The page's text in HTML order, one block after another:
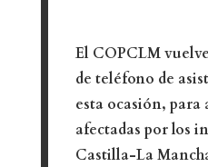
El COPCLM
de teléfono de
esta ocasión, para
afectadas por los
Castilla-La